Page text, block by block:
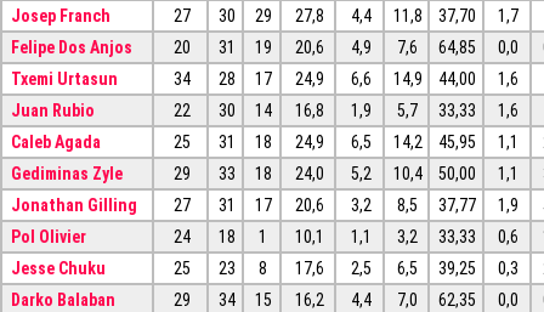
Josep Franch
27 30 29 27,8 4,4 11,8 37,70 1,7
Felipe Dos Anjos
20 31 19 20,6 4,9 7,6 64,85 0,0
Txemi Urtasun
34 28 17 24,9 6,6 14,9 44,00 1,6
Juan Rubio
22 30 14 16,8 1,9 5,7 33,33 1,6
Caleb Agada
25 31 18 24,9 6,5 14,2 45,95 1,1
Gediminas Zyle
29 33 18 24,0 5,2 10,4 50,00 1,1
Jonathan Gilling
27 31 17 20,6 3,2 8,5 37,77 1,9
Pol Olivier
24 18 1 10,1 1,1 3,2 33,33 0,6
Jesse Chuku
25 23 8 17,6 2,5 6,5 39,25 0,3
Darko Balaban
29 34 15 16,2 4,4 7,0 62,35 0,0